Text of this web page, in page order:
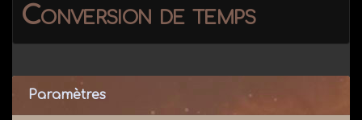
Conversion de temps
Paramètres